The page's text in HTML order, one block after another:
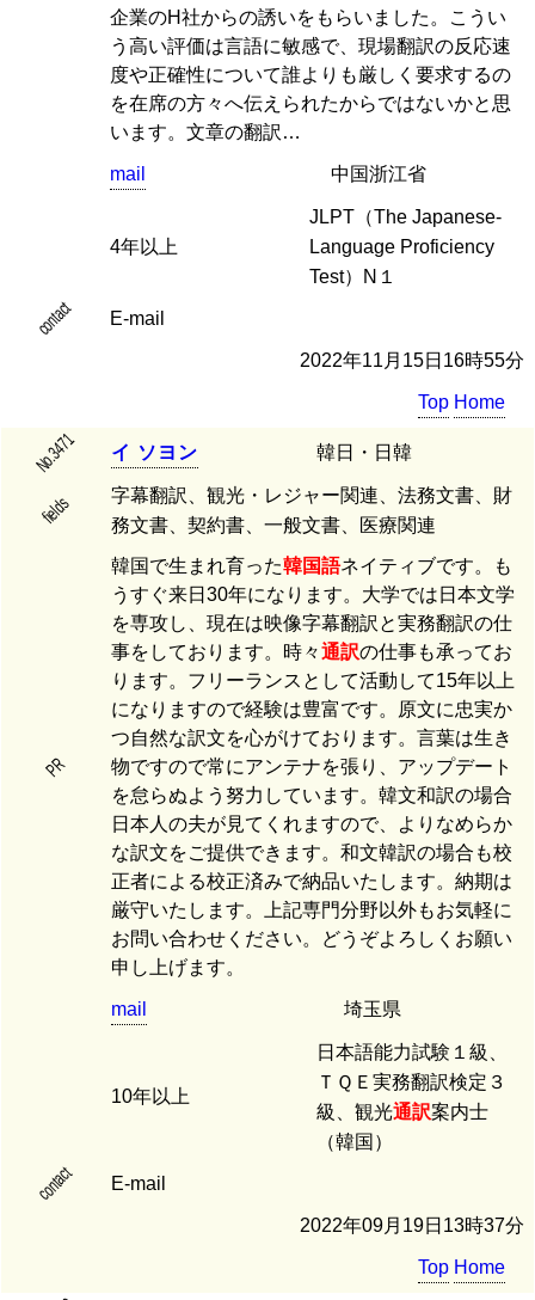
企業のH社からの誘いをもらいました。こうい
う高い評価は言語に敏感で、現場翻訳の反応速
度や正確性について誰よりも厳しく要求するの
を在席の方々へ伝えられたからではないかと思
います。文章の翻訳…
mail 中国浙江省
4年以上
JLPT（The Japanese-
Language Proficiency
Test）N１
contact E-mail
2022年11月15日16時55分
Top Home
No.3471 イ ソ ヨ ン 韓日・日韓
fields
字幕翻訳、観光・レジャー関連、法務文書、財
務文書、契約書、一般文書、医療関連
PR
韓国で生まれ育った韓国語ネイティブです。も
うすぐ来日30年になります。大学では日本文学
を専攻し、現在は映像字幕翻訳と実務翻訳の仕
事をしております。時々通訳の仕事も承ってお
ります。フリーランスとして活動して15年以上
になりますので経験は豊富です。原文に忠実か
つ自然な訳文を心がけております。言葉は生き
物ですので常にアンテナを張り、アップデート
を怠らぬよう努力しています。韓文和訳の場合
日本人の夫が見てくれますので、よりなめらか
な訳文をご提供できます。和文韓訳の場合も校
正者による校正済みで納品いたします。納期は
厳守いたします。上記専門分野以外もお気軽に
お問い合わせください。どうぞよろしくお願い
申し上げます。
mail 埼玉県
10年以上
日本語能力試験１級、
ＴＱＥ実務翻訳検定３
級、観光通訳案内士
（韓国）
contact E-mail
2022年09月19日13時37分
Top Home